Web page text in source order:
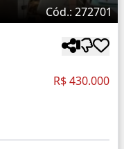
Cód.: 272701
R$ 430.000